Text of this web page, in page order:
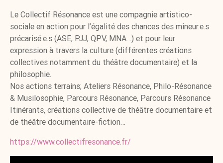
Le Collectif Résonance est une compagnie artistico-
sociale en action pour l’égalité des chances des mineur.e.s
précarisé.e.s (ASE, PJJ, QPV, MNA…) et pour leur
expression à travers la culture (différentes créations
collectives notamment du théâtre documentaire) et la
philosophie.
Nos actions terrains; Ateliers Résonance, Philo-Résonance
& Musilosophie, Parcours Résonance, Parcours Résonance
Itinérants, créations collective de théâtre documentaire et
de théâtre documentaire-fiction…
https://www.collectifresonance.fr/